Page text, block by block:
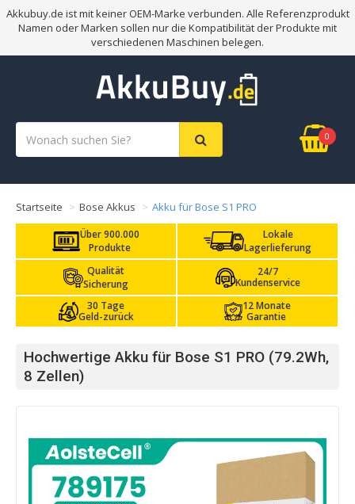
Akkubuy.de ist mit keiner OEM-Marke verbunden. Alle Referenzprodukt
Namen oder Marken sollen nur die Kompatibilität der Produkte mit
verschiedenen Maschinen belegen.
0
Startseite Bose Akkus Akku für Bose S1 PRO
Über 900.000
Produkte
Lokale
Lagerlieferung
Qualität
Sicherung
24/7
Kundenservice
30 Tage
Geld-zurück
12 Monate
Garantie
Hochwertige Akku für Bose S1 PRO (79.2Wh,
8 Zellen)